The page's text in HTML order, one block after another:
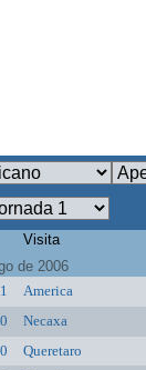
Visita
de 2006
America
Necaxa
Queretaro